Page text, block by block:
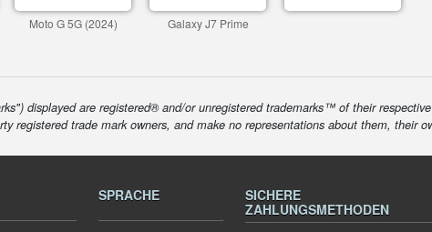
Moto G 5G (2024) Galaxy J7 Prime
displayed are registered® and/or unregistered trademarks™ of their
trade mark owners, and make no representations about them, their
SPRACHE
SICHERE
ZAHLUNGSMETHODEN